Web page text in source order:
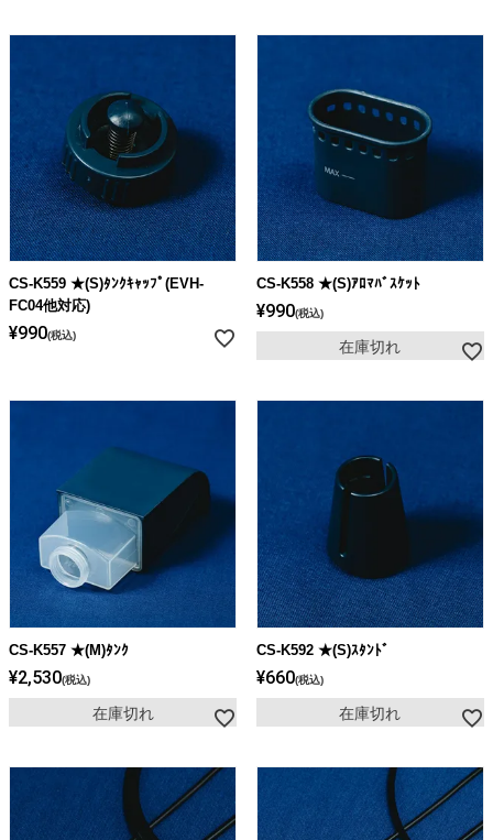
CS-K559 ★(S)ﾀﾝｸｷｬｯﾌﾟ(EVH-
FC04他対応)
¥990 税込
CS-K558 ★(S)ｱﾛﾏﾊﾞｽｹｯﾄ
¥990 税込
在庫切れ
CS-K557 ★(M)ﾀﾝｸ
¥2,530 税込
在庫切れ
CS-K592 ★(S)ｽﾀﾝﾄﾞ
¥660 税込
在庫切れ